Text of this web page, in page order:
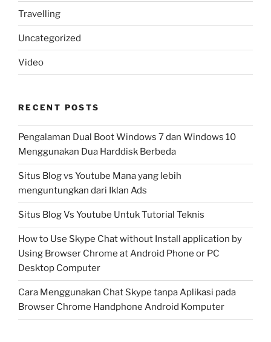
Travelling
Uncategorized
Video
RECENT POSTS
Pengalaman Dual Boot Windows 7 dan Windows 10
Menggunakan Dua Harddisk Berbeda
Situs Blog vs Youtube Mana yang lebih
menguntungkan dari Iklan Ads
Situs Blog Vs Youtube Untuk Tutorial Teknis
How to Use Skype Chat without Install application by
Using Browser Chrome at Android Phone or PC
Desktop Computer
Cara Menggunakan Chat Skype tanpa Aplikasi pada
Browser Chrome Handphone Android Komputer